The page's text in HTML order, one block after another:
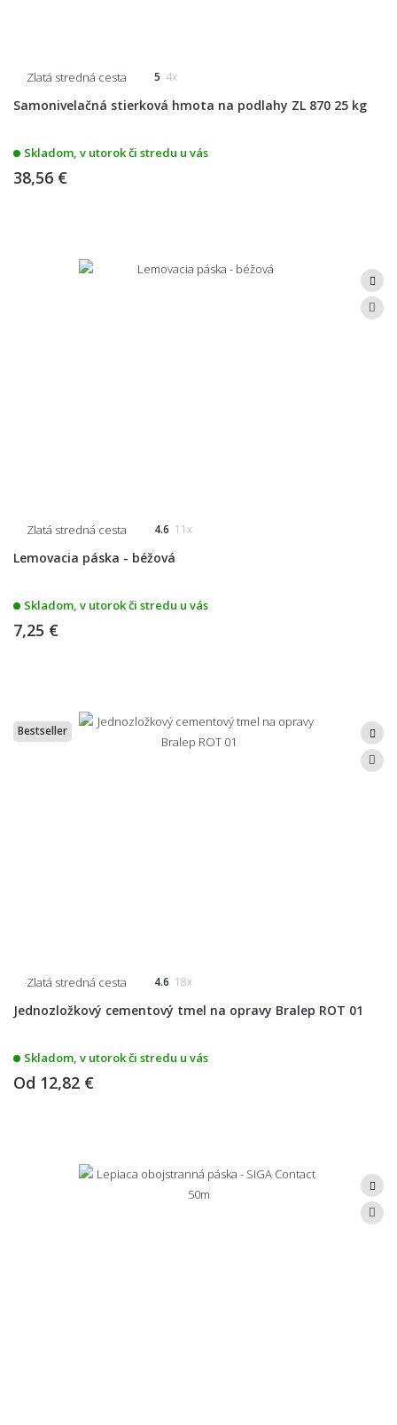
Zlatá stredná cesta 5 4x
Samonivelačná stierková hmota na podlahy ZL 870 25 kg
Skladom, v utorok či stredu u vás
38,56 €
Zlatá stredná cesta 4.6 11x
Lemovacia páska - béžová
Skladom, v utorok či stredu u vás
7,25 €
Bestseller
Zlatá stredná cesta 4.6 18x
Jednozložkový cementový tmel na opravy Bralep ROT 01
Skladom, v utorok či stredu u vás
Od 12,82 €